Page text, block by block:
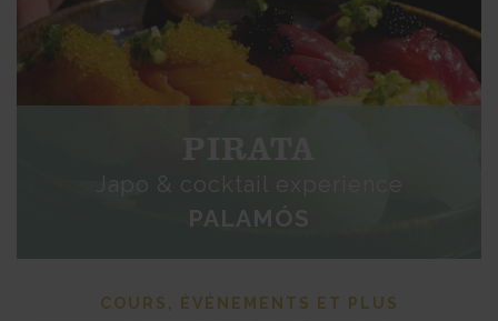
Japo & cocktail experience
PALAMÓS
COURS, ÉVÉNEMENTS ET PLUS